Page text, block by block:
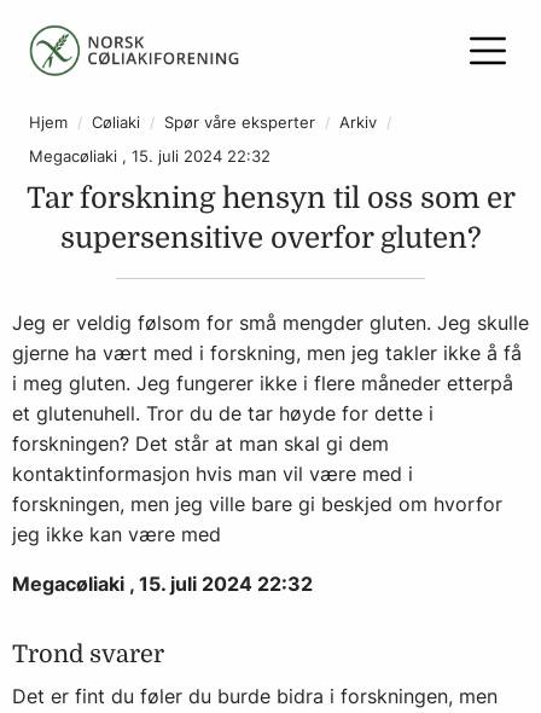
Hjem Cøliaki Spør våre eksperter
Arkiv
Megacøliaki , 15. juli 2024 22:32
Tar forskning hensyn til oss som er
supersensitive overfor gluten?
Jeg er veldig følsom for små mengder gluten. Jeg skulle
gjerne ha vært med i forskning, men jeg takler ikke å få
i meg gluten. Jeg fungerer ikke i flere måneder etterpå
et glutenuhell. Tror du de tar høyde for dette i
forskningen? Det står at man skal gi dem
kontaktinformasjon hvis man vil være med i
forskningen, men jeg ville bare gi beskjed om hvorfor
jeg ikke kan være med
Megacøliaki , 15. juli 2024 22:32
Trond svarer
Det er fint du føler du burde bidra i forskningen, men